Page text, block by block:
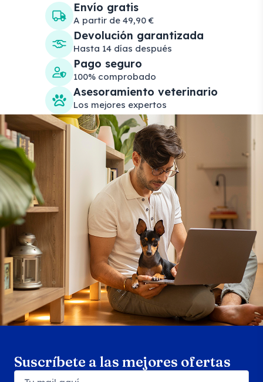
Envío gratis
A partir de 49,90 €
Devolución garantizada
Hasta 14 días después
Pago seguro
100% comprobado
Asesoramiento veterinario
Los mejores expertos
Suscríbete a las mejores ofertas
Search products